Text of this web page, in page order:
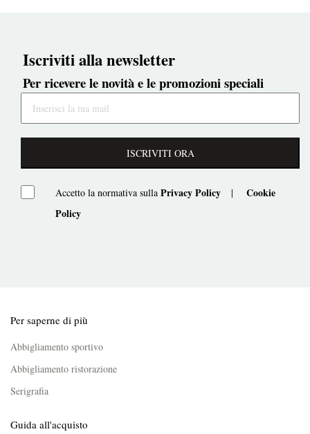
Iscriviti alla newsletter
Per ricevere le novità e le promozioni speciali
ISCRIVITI ORA
Accetto la normativa sulla Privacy Policy |
Cookie
Policy
Per saperne di più
Abbigliamento sportivo
Abbigliamento ristorazione
Serigrafia
Guida all'acquisto